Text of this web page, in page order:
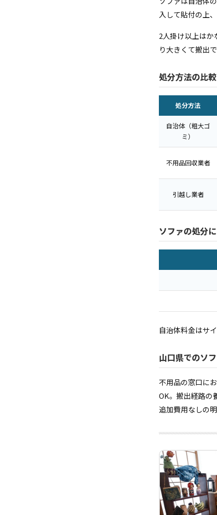
入して貼付の上
2人掛け以上は
り大きくて搬出
処分方法の比較
処分方法
自治体（粗大ゴ
ミ）
不用品回収業者
引越し業者
ソファの処分
自治体料金はサ
山口県でのソ
不用品の窓口に
OK。搬出経路の
追加費用なしの